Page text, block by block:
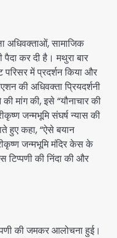
अधिवक्ताओं, सामाजिक
पैदा कर दी है। मथुरा बार
में प्रदर्शन किया और
की अधिवक्ता प्रियदर्शनी
मांग की, इसे “यौनाचार की
जन्मभूमि संघर्ष न्यास की
हुए कहा, “ऐसे बयान
जन्मभूमि मंदिर केस के
टिप्पणी की निंदा की और
की जमकर आलोचना हुई।